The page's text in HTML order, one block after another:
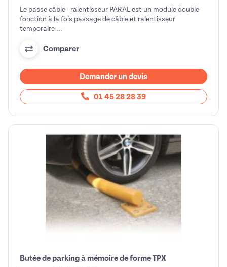
Le passe câble - ralentisseur PARAL est un module double
fonction à la fois passage de câble et ralentisseur
temporaire ...
Comparer
Demander un devis
01 45 28 28 39
Butée de parking à mémoire de forme TPX